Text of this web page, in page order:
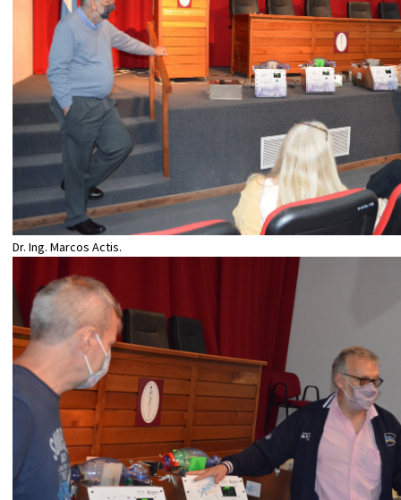
Dr. Ing. Marcos Actis.